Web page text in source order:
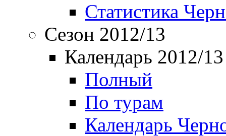
Статистика
Сезон 2012/13
Календарь 2012/13
Полный
По турам
Календарь